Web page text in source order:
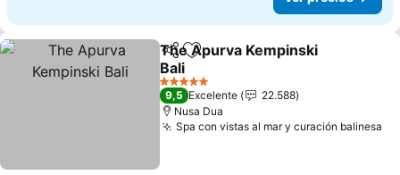
Compartir
Agregar a favoritos
The Apurva Kempinski
Bali
Ver precios
5 Estrellas
9,5 Excelente
22.588
Nusa Dua
Spa con vistas al mar y curación balinesa